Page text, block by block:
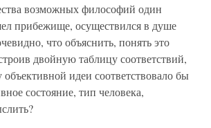
возможных философий один
прибежище, осуществился в душе
что объяснить, понять это
двойную таблицу соответствий,
идеи соответствовало бы
состояние, тип человека,